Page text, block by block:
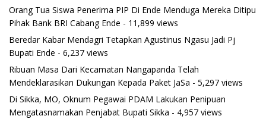
Orang Tua Siswa Penerima PIP Di Ende Menduga Mereka Ditipu
Pihak Bank BRI Cabang Ende - 11,899 views
Beredar Kabar Mendagri Tetapkan Agustinus Ngasu Jadi Pj
Bupati Ende - 6,237 views
Ribuan Masa Dari Kecamatan Nangapanda Telah
Mendeklarasikan Dukungan Kepada Paket JaSa - 5,297 views
Di Sikka, MO, Oknum Pegawai PDAM Lakukan Penipuan
Mengatasnamakan Penjabat Bupati Sikka - 4,957 views